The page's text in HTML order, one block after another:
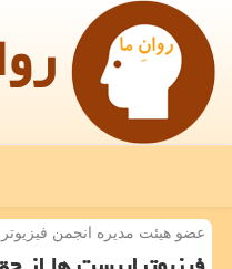
عضو هیئت مدیره انجمن